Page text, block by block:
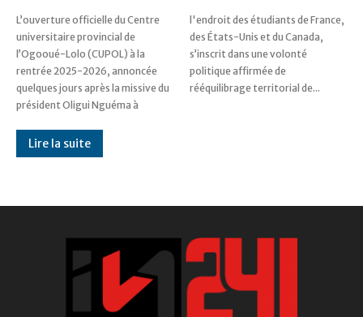
L’ouverture officielle du Centre
universitaire provincial de
l’Ogooué-Lolo (CUPOL) à la
rentrée 2025-2026, annoncée
quelques jours après la missive du
président Oligui Nguéma à
l'endroit des étudiants de France,
des États-Unis et du Canada,
s’inscrit dans une volonté
politique affirmée de
rééquilibrage territorial de...
Lire la suite